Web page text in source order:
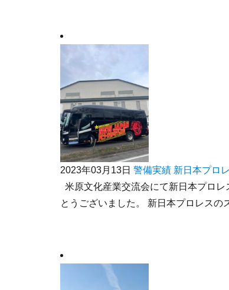
2023年03月13日 警備実績 新日本プロ
米原文化産業交流会にて新日本プロ
とうございました。 新日本プロレスの